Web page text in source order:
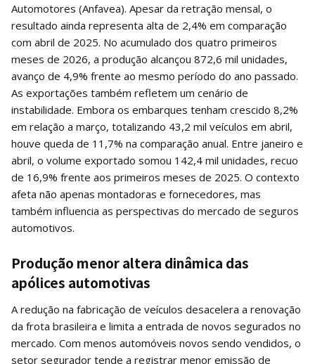
Automotores (Anfavea). Apesar da retração mensal, o
resultado ainda representa alta de 2,4% em comparação
com abril de 2025. No acumulado dos quatro primeiros
meses de 2026, a produção alcançou 872,6 mil unidades,
avanço de 4,9% frente ao mesmo período do ano passado.
As exportações também refletem um cenário de
instabilidade. Embora os embarques tenham crescido 8,2%
em relação a março, totalizando 43,2 mil veículos em abril,
houve queda de 11,7% na comparação anual. Entre janeiro e
abril, o volume exportado somou 142,4 mil unidades, recuo
de 16,9% frente aos primeiros meses de 2025. O contexto
afeta não apenas montadoras e fornecedores, mas
também influencia as perspectivas do mercado de seguros
automotivos.
Produção menor altera dinâmica das
apólices automotivas
A redução na fabricação de veículos desacelera a renovação
da frota brasileira e limita a entrada de novos segurados no
mercado. Com menos automóveis novos sendo vendidos, o
setor segurador tende a registrar menor emissão de